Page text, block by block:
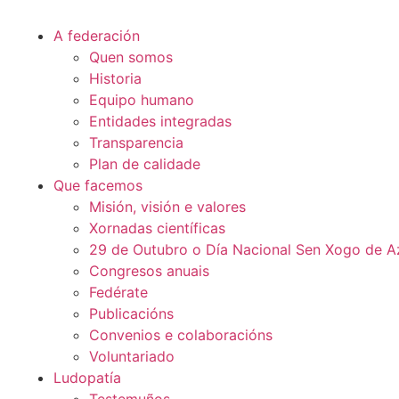
A federación
Quen somos
Historia
Equipo humano
Entidades integradas
Transparencia
Plan de calidade
Que facemos
Misión, visión e valores
Xornadas científicas
29 de Outubro o Día Nacional Sen Xogo de
Congresos anuais
Fedérate
Publicacións
Convenios e colaboracións
Voluntariado
Ludopatía